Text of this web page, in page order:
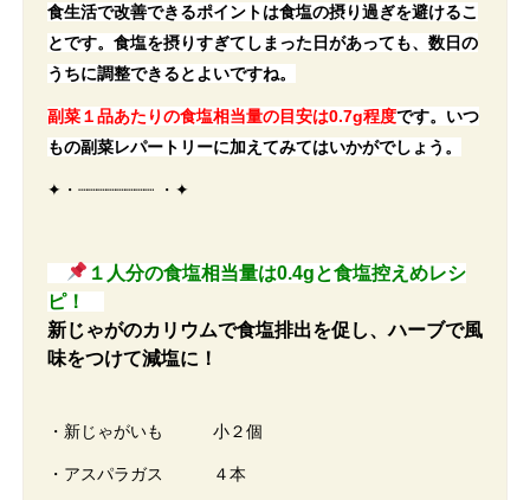
食生活で改善できるポイントは食塩の摂り過ぎを避けるこ
とです。食塩を摂りすぎてしまった日があっても、数日の
うちに調整できるとよいですね。
副菜１品あたりの食塩相当量の目安は0.7g程度です。いつ
もの副菜レパートリーに加えてみてはいかがでしょう。
✦・┈┈┈┈┈┈┈┈ ・✦
１人分の食塩相当量は0.4gと食塩控えめレシ
ピ！
新じゃがのカリウムで食塩排出を促し、ハーブで風
味をつけて減塩に！
・新じゃがいも 小２個
・アスパラガス ４本